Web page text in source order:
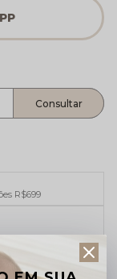
R$699